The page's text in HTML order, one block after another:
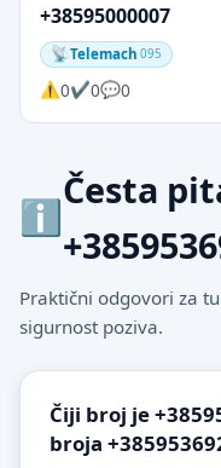
+38595000007
Telemach 095
0 0 0
Česta
Praktični odgovori za
sigurnost poziva.
Čiji broj je
broja